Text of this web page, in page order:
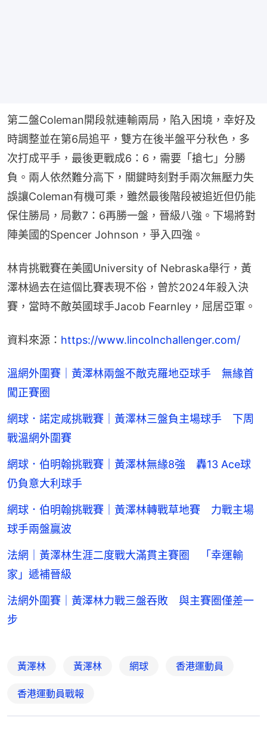
第二盤Coleman開段就連輸兩局，陷入困境，幸好及
時調整並在第6局追平，雙方在後半盤平分秋色，多
次打成平手，最後更戰成6：6，需要「搶七」分勝
負。兩人依然難分高下，關鍵時刻對手兩次無壓力失
誤讓Coleman有機可乘，雖然最後階段被追近但仍能
保住勝局，局數7：6再勝一盤，晉級八強。下場將對
陣美國的Spencer Johnson，爭入四強。
林肯挑戰賽在美國​University of Nebraska舉行，黃
澤林過去在這個比賽表現不俗，曾於2024年殺入決
賽，當時不敵英國球手Jacob Fearnley，屈居亞軍。
資料來源： https://www.lincolnchallenger.com/
溫網外圍賽｜黃澤林兩盤不敵克羅地亞球手 無緣首
闖正賽圈
網球．諾定咸挑戰賽｜黃澤林三盤負主場球手 下周
戰溫網外圍賽
網球．伯明翰挑戰賽｜黃澤林無緣8強 轟13 Ace球
仍負意大利球手
網球．伯明翰挑戰賽｜黃澤林轉戰草地賽 力戰主場
球手兩盤贏波
法網｜黃澤林生涯二度戰大滿貫主賽圈 「幸運輸
家」遞補晉級
法網外圍賽｜黃澤林力戰三盤吞敗 與主賽圈僅差一
步
黃澤林 黃澤林 網球 香港運動員
香港運動員戰報